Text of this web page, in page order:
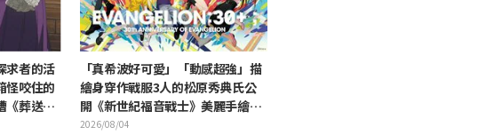
求者的活
怪咬住的
《葬送的
「真希波好可愛」「動感超強」描
繪身穿作戰服3人的松原秀典氏公
開《新世紀福音戰士》美麗手繪插
圖引發反響
2026/08/04